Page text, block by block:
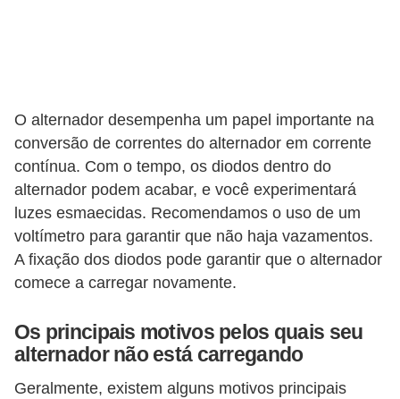
O alternador desempenha um papel importante na
conversão de correntes do alternador em corrente
contínua. Com o tempo, os diodos dentro do
alternador podem acabar, e você experimentará
luzes esmaecidas. Recomendamos o uso de um
voltímetro para garantir que não haja vazamentos.
A fixação dos diodos pode garantir que o alternador
comece a carregar novamente.
Os principais motivos pelos quais seu
alternador não está carregando
Geralmente, existem alguns motivos principais